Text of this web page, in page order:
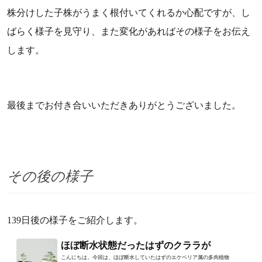
株分けした子株がうまく根付いてくれるか心配ですが、し
ばらく様子を見守り、また変化があればその様子をお伝え
します。
最後までお付き合いいただきありがとうございました。
その後の様子
139日後の様子をご紹介します。
ほぼ断水状態だったはずのクララが
こんにちは。今回は、ほぼ断水していたはずのエケベリア属の多肉植物